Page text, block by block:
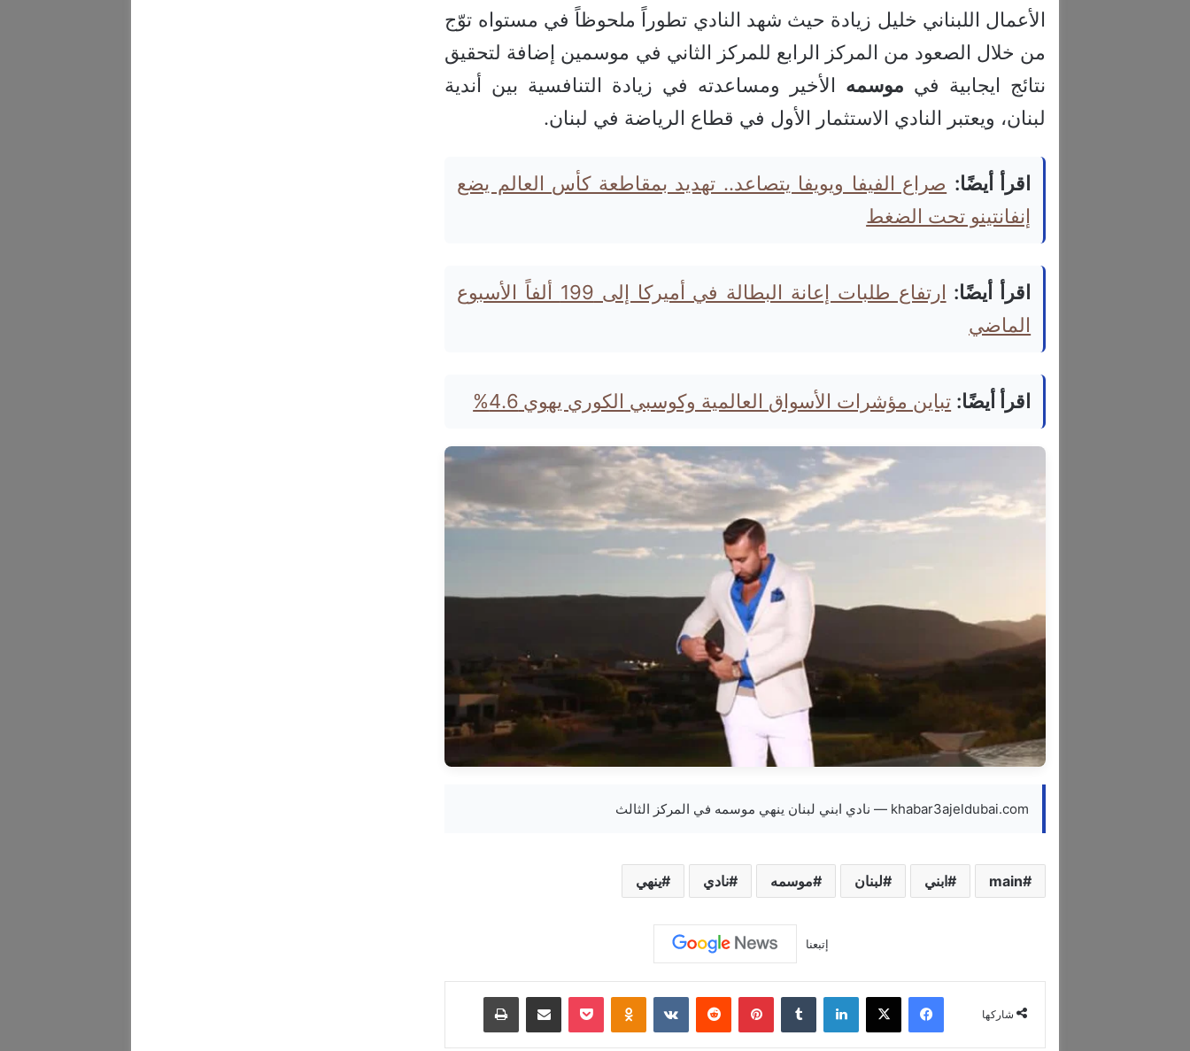
الأعمال اللبناني خليل زيادة حيث شهد النادي تطوراً ملحوظاً في مستواه توّج
من خلال الصعود من المركز الرابع للمركز الثاني في موسمين إضافة لتحقيق
نتائج ايجابية في موسمه الأخير ومساعدته في زيادة التنافسية بين أندية
لبنان، ويعتبر النادي الاستثمار الأول في قطاع الرياضة في لبنان.
اقرأ أيضًا: صراع الفيفا ويويفا يتصاعد.. تهديد بمقاطعة كأس العالم يضع
إنفانتينو تحت الضغط
اقرأ أيضًا:
ارتفاع طلبات إعانة البطالة في أميركا إلى 199 ألفاً الأسبوع
الماضي
اقرأ أيضًا: تباين مؤشرات الأسواق العالمية وكوسبي الكوري يهوي 4.6%
khabar3ajeldubai.com — نادي ابني لبنان ينهي موسمه في المركز الثالث
main ابني لبنان موسمه نادي ينهي
إتبعنا
شاركها
فيسبوك ‫X لينكدإن ‏Tumblr بينتيريست ‏Reddit
‏VKontakte
Odnoklassniki
‫Pocket مشاركة عبر البريد طباعة